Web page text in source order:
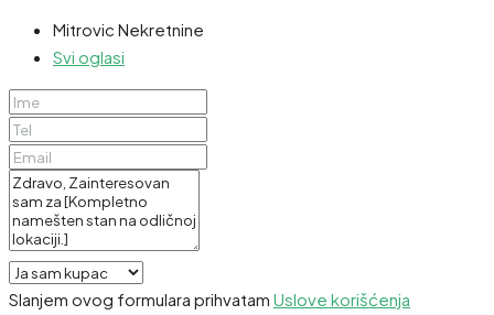
Mitrovic Nekretnine
Svi oglasi
Slanjem ovog formulara prihvatam Uslove korišćenja